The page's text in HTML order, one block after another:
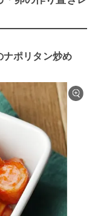
ポリタン炒め